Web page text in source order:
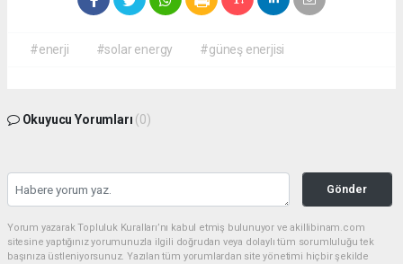
#enerji #solar energy #güneş enerjisi
Okuyucu Yorumları (0)
Gönder
Yorum yazarak Topluluk Kuralları’nı kabul etmiş bulunuyor ve akillibinam.com
sitesine yaptığınız yorumunuzla ilgili doğrudan veya dolaylı tüm sorumluluğu tek
başınıza üstleniyorsunuz. Yazılan tüm yorumlardan site yönetimi hiçbir şekilde